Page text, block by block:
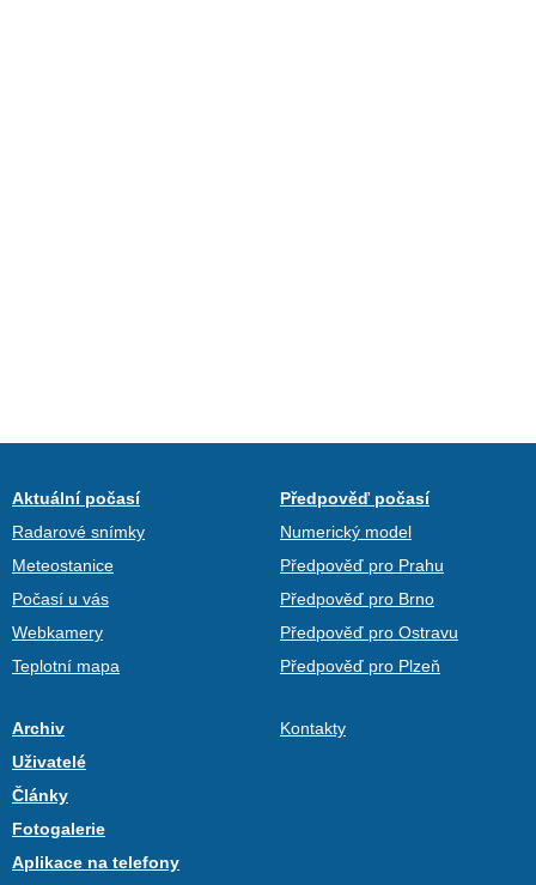
Aktuální počasí
Radarové snímky
Meteostanice
Počasí u vás
Webkamery
Teplotní mapa
Předpověď počasí
Numerický model
Předpověď pro Prahu
Předpověď pro Brno
Předpověď pro Ostravu
Předpověď pro Plzeň
Archiv
Uživatelé
Články
Fotogalerie
Aplikace na telefony
Kontakty